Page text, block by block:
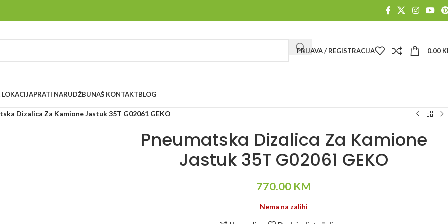
PRIJAVA / REGISTRACIJA 0.00
LOKACIJAPRATI NARUDŽBUNAŠ KONTAKTBLOG
Dizalica Za Kamione Jastuk 35T G02061 GEKO
Pneumatska Dizalica Za Kamione
Jastuk 35T G02061 GEKO
770.00 KM
Nema na zalihi